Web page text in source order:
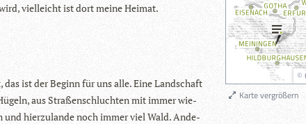
viel­leicht ist dort meine Heimat.
ist der Beginn für uns alle. Eine Land­schaft
aus Stra­ßen­schluch­ten mit immer wie­
und hier­zu­lande noch immer viel Wald. Ande­
©
Karte vergrößern